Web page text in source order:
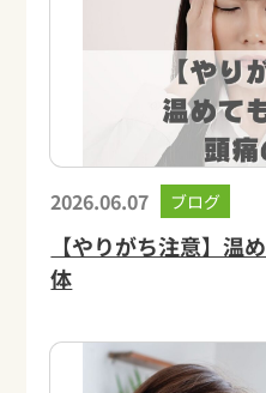
2026.06.07 ブログ
【やりがち注意】温
体